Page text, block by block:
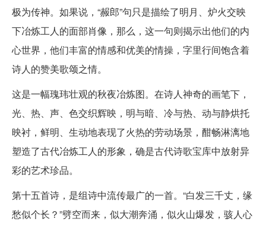
极为传神。如果说，“赧郎”句只是描绘了明月、炉火交映
下冶炼工人的面部肖像，那么，这一句则揭示出他们的内
心世界，他们丰富的情感和优美的情操，字里行间饱含着
诗人的赞美歌颂之情。
这是一幅瑰玮壮观的秋夜冶炼图。在诗人神奇的画笔下，
光、热、声、色交织辉映，明与暗、冷与热、动与静烘托
映衬，鲜明、生动地表现了火热的劳动场景，酣畅淋漓地
塑造了古代冶炼工人的形象，确是古代诗歌宝库中放射异
彩的艺术珍品。
第十五首诗，是组诗中流传最广的一首。“白发三千丈，缘
愁似个长？”劈空而来，似大潮奔涌，似火山爆发，骇人心